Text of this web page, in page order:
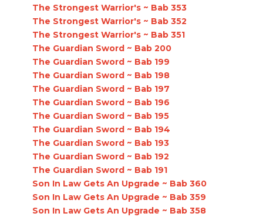
The Strongest Warrior's ~ Bab 353
The Strongest Warrior's ~ Bab 352
The Strongest Warrior's ~ Bab 351
The Guardian Sword ~ Bab 200
The Guardian Sword ~ Bab 199
The Guardian Sword ~ Bab 198
The Guardian Sword ~ Bab 197
The Guardian Sword ~ Bab 196
The Guardian Sword ~ Bab 195
The Guardian Sword ~ Bab 194
The Guardian Sword ~ Bab 193
The Guardian Sword ~ Bab 192
The Guardian Sword ~ Bab 191
Son In Law Gets An Upgrade ~ Bab 360
Son In Law Gets An Upgrade ~ Bab 359
Son In Law Gets An Upgrade ~ Bab 358